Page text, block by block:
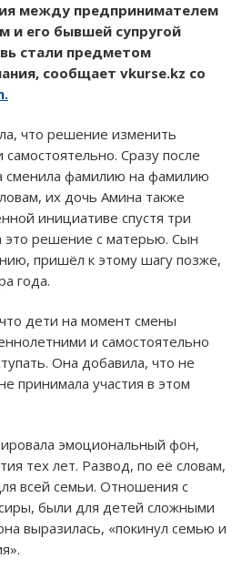
между предпринимателем
и его бывшей супругой
стали предметом
сообщает vkurse.kz со
что решение изменить
Сразу после
сменила фамилию на фамилию
их дочь Амина также
инициативе спустя три
это решение с матерью. Сын
пришёл к этому шагу позже,
года.
дети на момент смены
и самостоятельно
Она добавила, что не
принимала участия в этом
эмоциональный фон,
тех лет. Развод, по её словам,
всей семьи. Отношения с
были для детей сложными
выразилась, «покинул семью и